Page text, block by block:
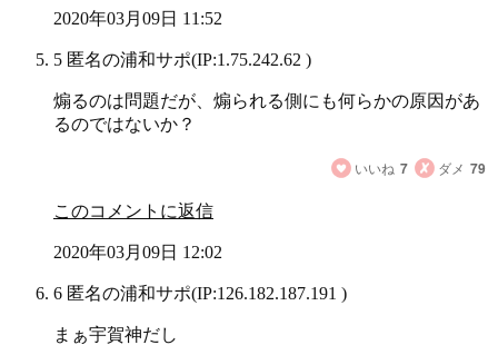
2020年03月09日 11:52
5 匿名の浦和サポ(IP:1.75.242.62 )
煽るのは問題だが、煽られる側にも何らかの原因があ
るのではないか？
いいね 7 ダメ 79
このコメントに返信
2020年03月09日 12:02
6 匿名の浦和サポ(IP:126.182.187.191 )
まぁ宇賀神だし